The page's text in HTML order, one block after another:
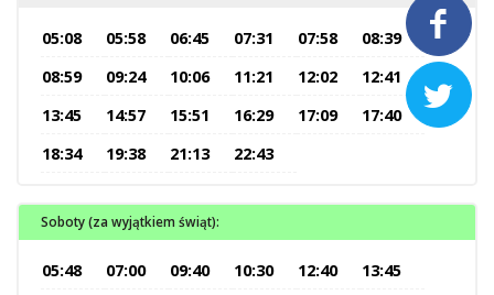


Centrum Obsługi Klienta
05:08 05:58 06:45 07:31 07:58
08:39
08:59
09:24 10:06 11:21 12:02
12:41
13:45
14:57 15:51 16:29 17:09
17:40
18:34
19:38 21:13 22:43
Soboty (za wyjątkiem świąt):
05:48 07:00 09:40 10:30 12:40
13:45